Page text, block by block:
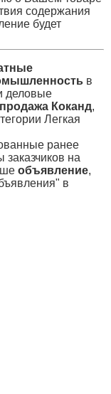
содержания
будет
в
деловые
продажа Коканд,
Легкая
ранее
заказчиков на
объявление,
в